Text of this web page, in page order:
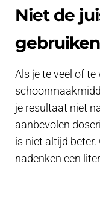
Niet de
gebruiken
Als je te veel of te
je resultaat niet
aanbevolen
is niet altijd beter.
nadenken een